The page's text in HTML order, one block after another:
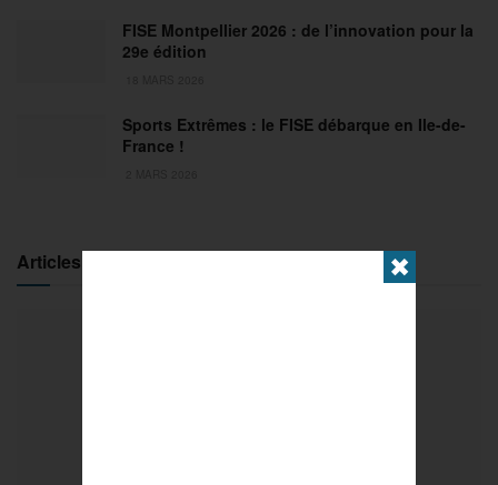
FISE Montpellier 2026 : de l’innovation pour la
29e édition
Sports Extrêmes : le FISE débarque en Ile-de-
France !
Articles populaires ✖